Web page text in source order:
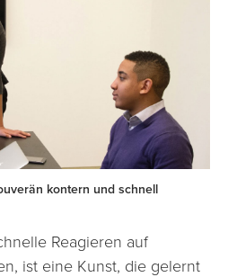
kontern und schnell
Reagieren auf
ist eine Kunst, die gelernt